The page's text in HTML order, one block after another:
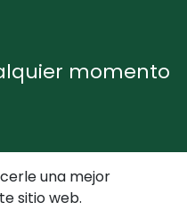
momento
una mejor
sitio web.